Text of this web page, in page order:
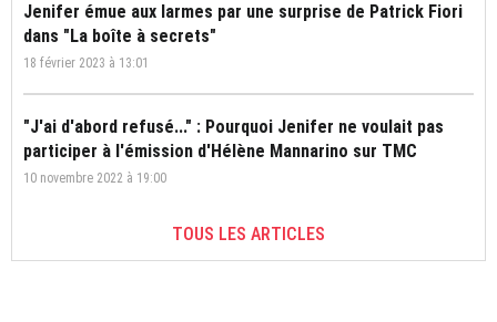
Jenifer émue aux larmes par une surprise de Patrick Fiori
dans "La boîte à secrets"
18 février 2023 à 13:01
"J'ai d'abord refusé..." : Pourquoi Jenifer ne voulait pas
participer à l'émission d'Hélène Mannarino sur TMC
10 novembre 2022 à 19:00
TOUS LES ARTICLES